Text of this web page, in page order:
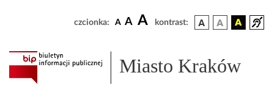
czcionka: A A A kontrast:
Miasto Kraków